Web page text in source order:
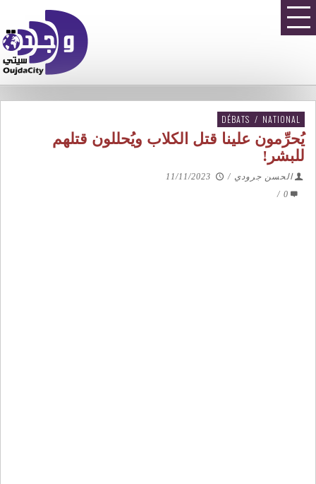
DÉBATS / NATIONAL
يُحرِّمون علينا قتل الكلاب ويُحللون قتلهم
للبشر!
الحسن جرودي /
11/11/2023
0
/